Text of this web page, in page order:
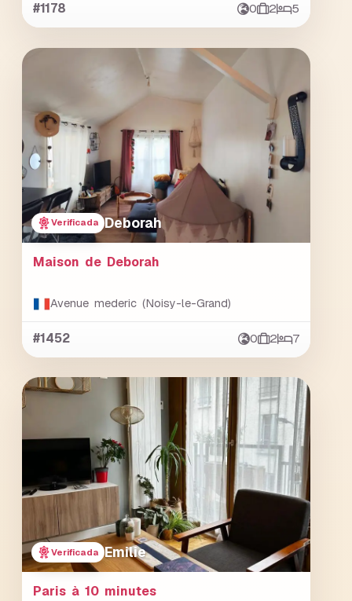
#1178 0 2 5
Verificada Deborah
Maison de Deborah
Avenue mederic (Noisy-le-Grand)
#1452 0 2 7
Verificada Emilie
Paris à 10 minutes